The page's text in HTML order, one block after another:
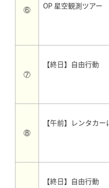
⑥
OP 星空観測ツアー
⑦
【終日】自由行動
⑧
【午前】レンタカ
【終日】自由行動